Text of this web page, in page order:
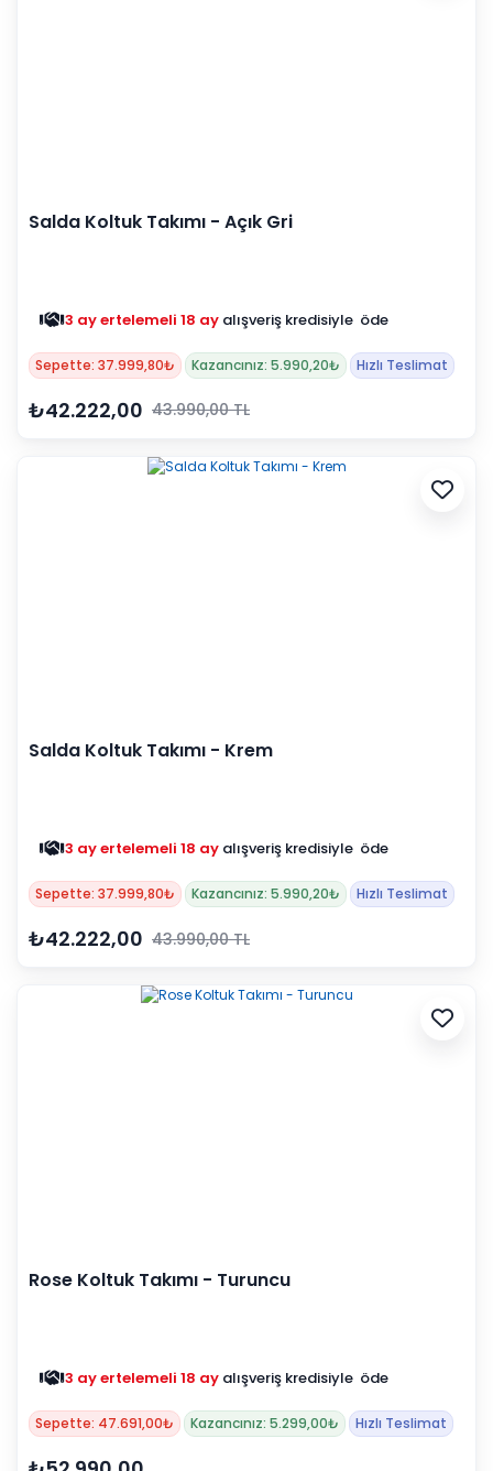
Salda Koltuk Takımı - Açık Gri
3 ay ertelemeli 18 ay alışveriş kredisiyle öde
Sepette: 37.999,80₺ Kazancınız: 5.990,20₺ Hızlı Teslimat
₺42.222,00 43.990,00 TL
Salda Koltuk Takımı - Krem
3 ay ertelemeli 18 ay alışveriş kredisiyle öde
Sepette: 37.999,80₺ Kazancınız: 5.990,20₺ Hızlı Teslimat
₺42.222,00 43.990,00 TL
Rose Koltuk Takımı - Turuncu
3 ay ertelemeli 18 ay alışveriş kredisiyle öde
Sepette: 47.691,00₺ Kazancınız: 5.299,00₺ Hızlı Teslimat